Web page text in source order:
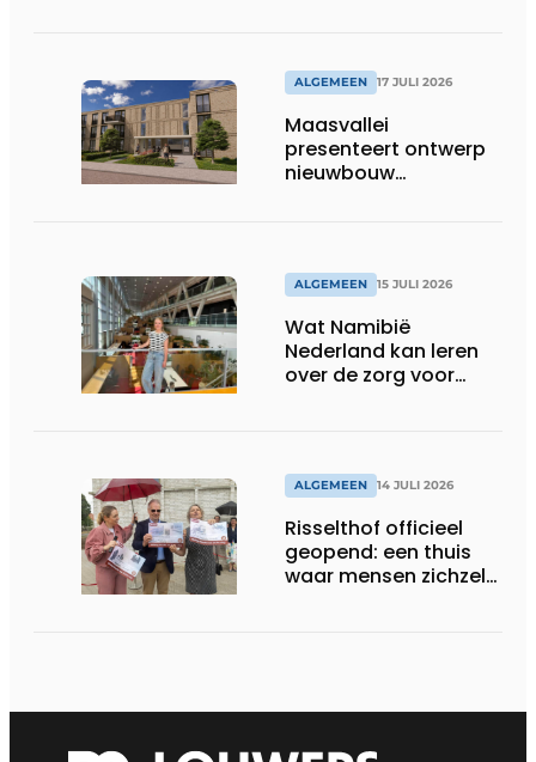
ALGEMEEN 17 JULI 2026
Maasvallei
presenteert ontwerp
nieuwbouw
ALGEMEEN 15 JULI 2026
Wat Namibië
Nederland kan leren
over de zorg voor
ALGEMEEN 14 JULI 2026
Risselthof officieel
geopend: een thuis
waar mensen zichzelf